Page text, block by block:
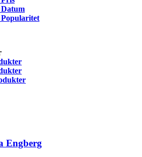
Datum
Popularitet
Engberg